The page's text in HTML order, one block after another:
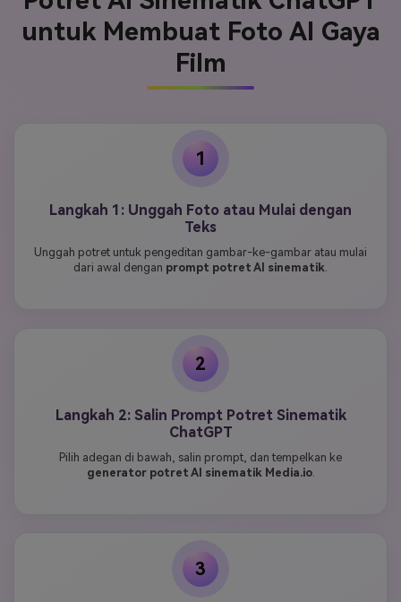
untuk Membuat Foto AI Gaya
Film
1
Langkah 1: Unggah Foto atau Mulai dengan
Teks
Unggah potret untuk pengeditan gambar-ke-gambar atau mulai
dari awal dengan prompt potret AI sinematik.
2
Langkah 2: Salin Prompt Potret Sinematik
ChatGPT
Pilih adegan di bawah, salin prompt, dan tempelkan ke
generator potret AI sinematik Media.io.
3